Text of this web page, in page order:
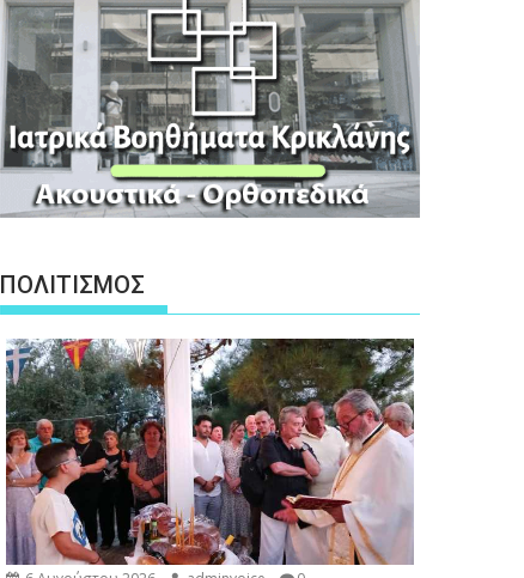
ΠΟΛΙΤΙΣΜΟΣ